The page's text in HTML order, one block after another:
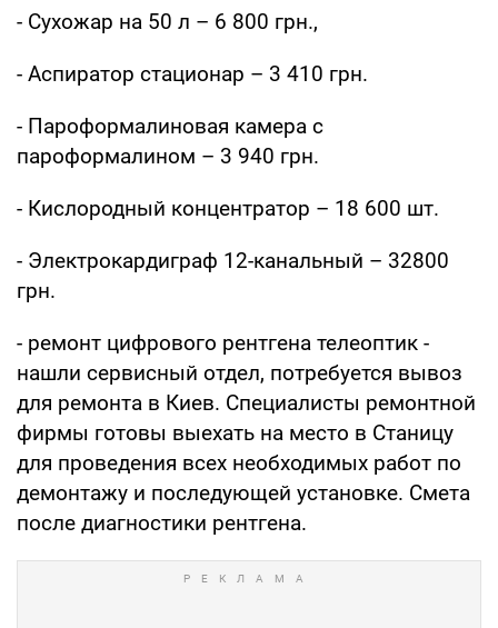
- Сухожар на 50 л – 6 800 грн.,
- Аспиратор стационар – 3 410 грн.
- Пароформалиновая камера с
пароформалином – 3 940 грн.
- Кислородный концентратор – 18 600 шт.
- Электрокардиграф 12-канальный – 32800
грн.
- ремонт цифрового рентгена телеоптик -
нашли сервисный отдел, потребуется вывоз
для ремонта в Киев. Специалисты ремонтной
фирмы готовы выехать на место в Станицу
для проведения всех необходимых работ по
демонтажу и последующей установке. Смета
после диагностики рентгена.